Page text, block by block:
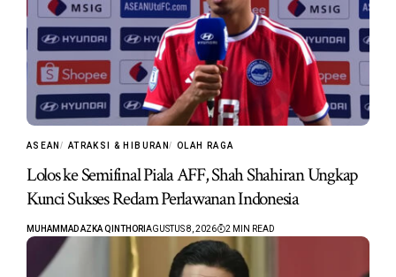
ASEAN ATRAKSI & HIBURAN OLAH RAGA
Lolos ke Semifinal Piala AFF, Shah Shahiran Ungkap
Kunci Sukses Redam Perlawanan Indonesia
MUHAMMAD AZKA QINTHORI AGUSTUS 8, 2026 2 MIN READ